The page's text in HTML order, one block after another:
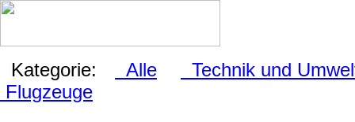
Kategorie: Alle
Technik und
Flugzeuge